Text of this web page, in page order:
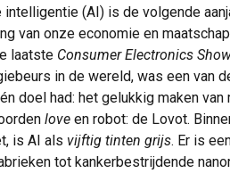
(AI) is de volgende
van onze economie en
laatste Consumer Electronics
in de wereld, was een van
doel had: het gelukkig maken
love en robot: de Lovot.
is AI als vijftig tinten grijs. Er is
tot kankerbestrijdende